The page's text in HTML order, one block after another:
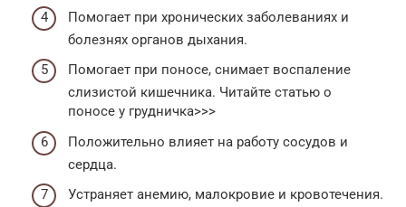
Помогает при хронических заболеваниях и
болезнях органов дыхания.
Помогает при поносе, снимает воспаление
слизистой кишечника. Читайте статью о
поносе у грудничка>>>
Положительно влияет на работу сосудов и
сердца.
Устраняет анемию, малокровие и кровотечения.